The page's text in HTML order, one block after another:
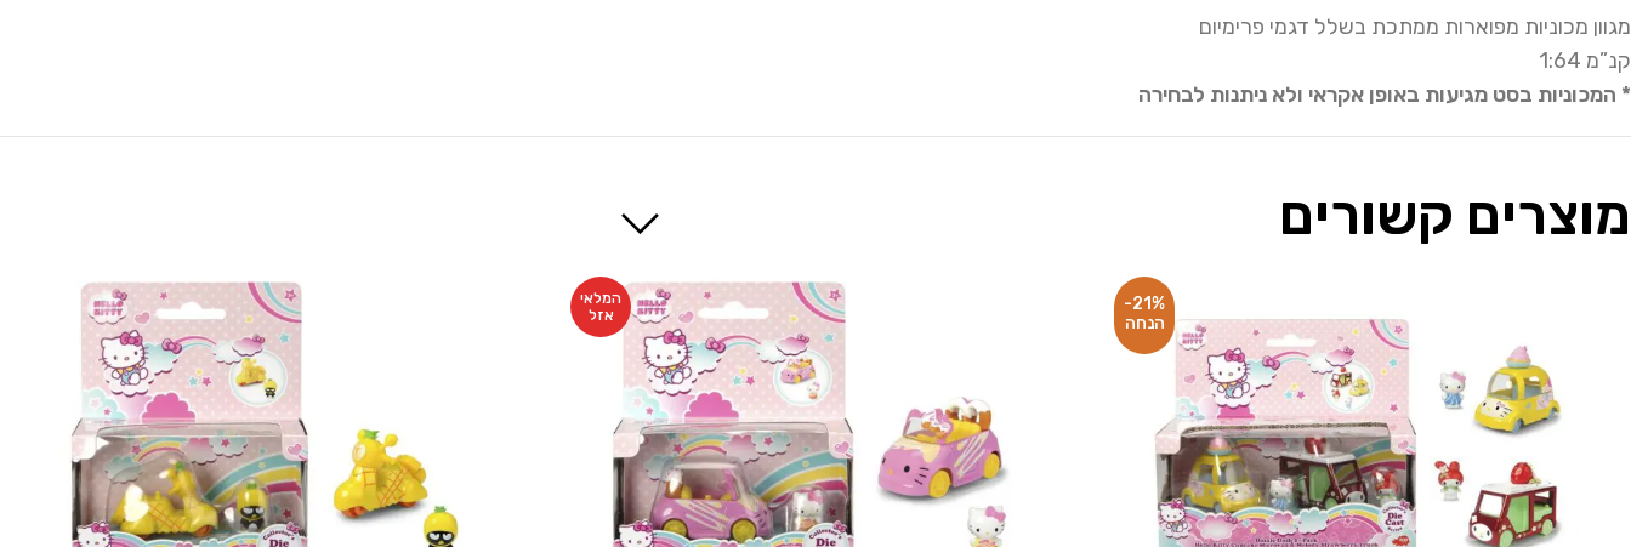
מגוון מכוניות מפוארות ממתכת בשלל דגמי פרימיום
קנ”מ 1:64
* המכוניות בסט מגיעות באופן אקראי ולא ניתנות לבחירה
מוצרים קשורים
-21%
המלאי
אזל